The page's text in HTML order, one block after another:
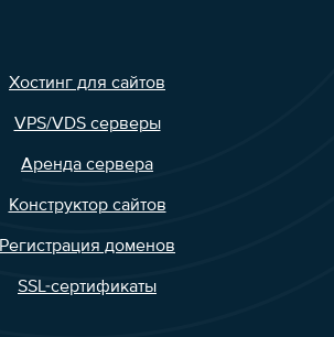
Хостинг для сайтов
VPS/VDS серверы
Аренда сервера
Конструктор сайтов
Регистрация доменов
SSL-сертификаты